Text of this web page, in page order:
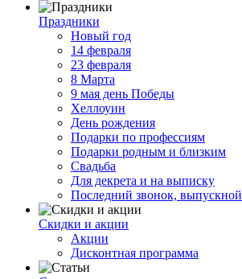
Праздники
Новый год
14 февраля
23 февраля
8 Марта
9 мая день Победы
Хеллоуин
День рождения
Подарки по профессиям
Подарки родным и близким
Свадьба
Для декрета и на выписку
Последний звонок, выпускной
Скидки и акции
Акции
Дисконтная программа